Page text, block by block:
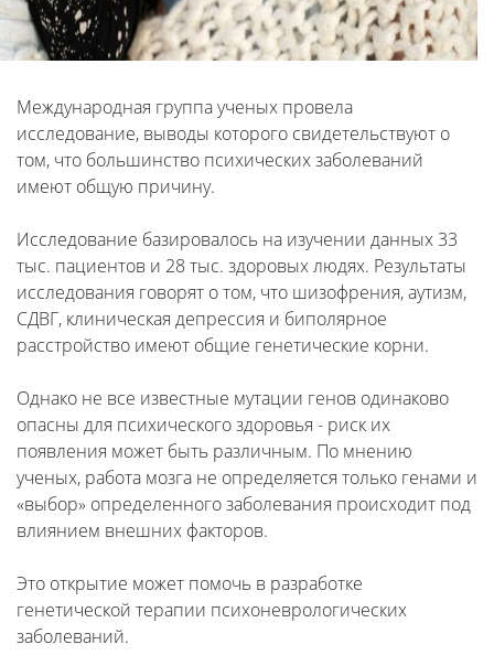
Международная группа ученых провела
исследование, выводы которого свидетельствуют о
том, что большинство психических заболеваний
имеют общую причину.
Исследование базировалось на изучении данных 33
тыс. пациентов и 28 тыс. здоровых людях. Результаты
исследования говорят о том, что шизофрения, аутизм,
СДВГ, клиническая депрессия и биполярное
расстройство имеют общие генетические корни.
Однако не все известные мутации генов одинаково
опасны для психического здоровья - риск их
появления может быть различным. По мнению
ученых, работа мозга не определяется только генами и
«выбор» определенного заболевания происходит под
влиянием внешних факторов.
Это открытие может помочь в разработке
генетической терапии психоневрологических
заболеваний.